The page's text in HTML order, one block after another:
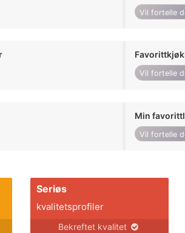
Vil fortelle
Vil fortelle
Min
Vil fortelle
Seriøs
kvalitetsprofiler
Bekreftet kvalitet